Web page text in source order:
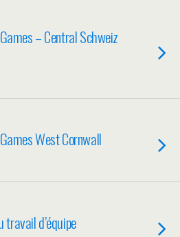
– Central Schweiz
West Cornwall
travail d’équipe